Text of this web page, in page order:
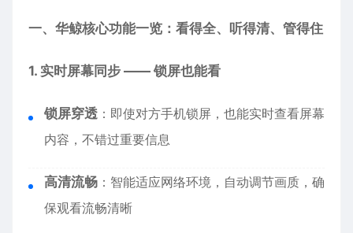
一、华鲸核心功能一览：看得全、听得清、管得住
1. 实时屏幕同步 —— 锁屏也能看
锁屏穿透 ：即使对方手机锁屏，也能实时查看屏幕
内容，不错过重要信息
高清流畅 ：智能适应网络环境，自动调节画质，确
保观看流畅清晰